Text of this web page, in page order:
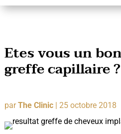
Etes vous un
greffe capillaire ?
parThe Clinic| 25 octobre 2018